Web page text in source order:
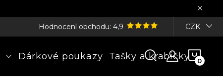
Hodnocení obchodu: 4,9 CZK
Dárkové poukazy Tašky a krabičky